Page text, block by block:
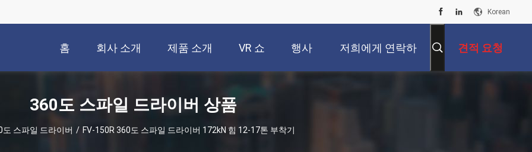
Korean
홈 회사 소개 제품 소개 VR 쇼 행사 저희에게 연락하 견적 요청
360도 스파일 드라이버 상품
도 스파일 드라이버 / FV-150R 360도 스파일 드라이버 172kN 힘 12-17톤 부착기